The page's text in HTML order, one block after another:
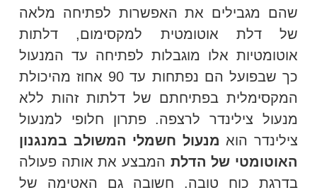
שהם מגבילים את האפשרות לפתיחה מלאה
של דלת אוטומטית למקסימום, דלתות
אוטומטיות אלו מוגבלות לפתיחה עד המנעול
כך שבפועל הם נפתחות עד 90 אחוז מהיכולת
המקסימלית בפתיחתם של דלתות זהות ללא
מנעול צילינדר לרצפה. פתרון חלופי למנעול
צילינדר הואמנעול חשמלי המשולב במנגנון
האוטומטי של הדלתהמבצע את אותה פעולה
בדרגת כוח טובה. חשובה גם האטימה של